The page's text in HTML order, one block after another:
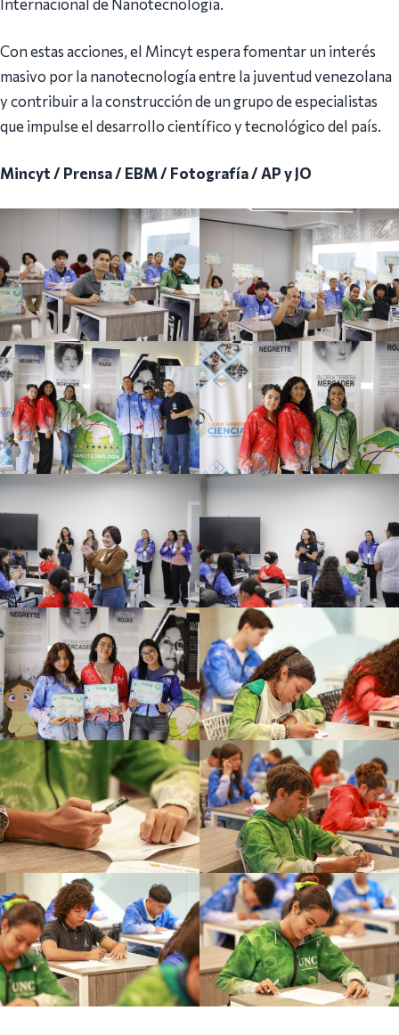
Internacional de Nanotecnología.
Con estas acciones, el Mincyt espera fomentar un interés
masivo por la nanotecnología entre la juventud venezolana
y contribuir a la construcción de un grupo de especialistas
que impulse el desarrollo científico y tecnológico del país.
Mincyt / Prensa / EBM / Fotografía / AP y JO